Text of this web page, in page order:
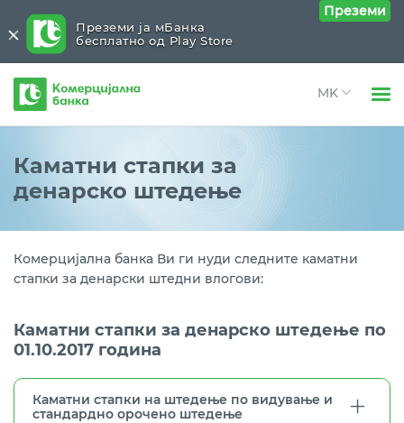
Open
Правни лица
За нас
Блог
Close submenu (Денарско)
Стандардно орочено штедење
НОВО: Орочен депозит на 25 или 40 месеци
Стимулативно штедење
Комерцијална
банка
Каматни стапки за
денарско штедење
Комерцијална банка Ви ги нуди следните каматни
стапки за денарски штедни влогови:
Каматни стапки за денарско штедење по
01.10.2017 година
Каматни стапки на штедење по видување и
стандардно орочено штедење
Преземи ја мБанка
бесплатно од Play Store
Преземи